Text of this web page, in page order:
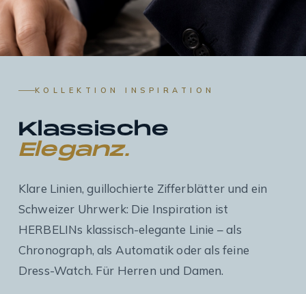
KOLLEKTION INSPIRATION
Klassische
Eleganz.
Klare Linien, guillochierte Zifferblätter und ein
Schweizer Uhrwerk: Die Inspiration ist
HERBELINs klassisch-elegante Linie – als
Chronograph, als Automatik oder als feine
Dress-Watch. Für Herren und Damen.